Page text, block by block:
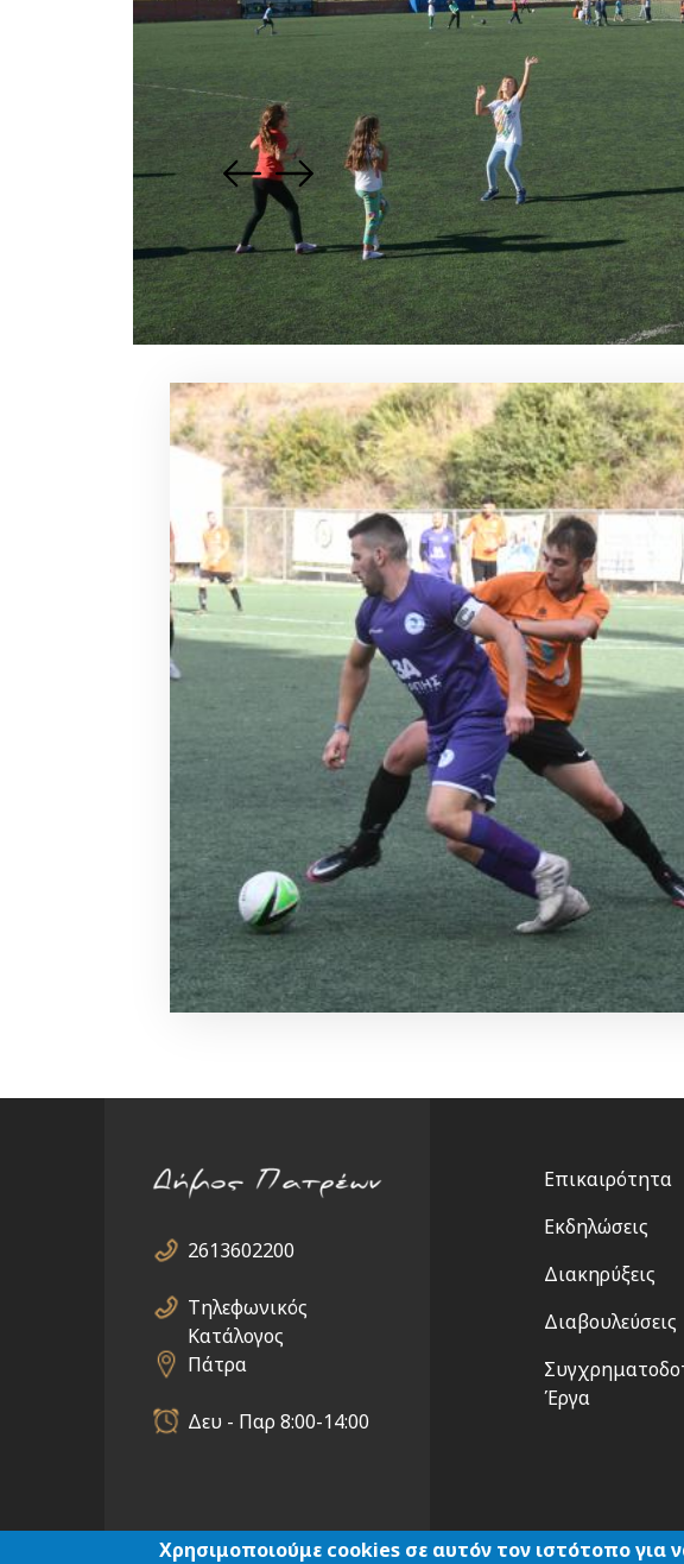
2613602200
Τηλεφωνικός
Κατάλογος
Πάτρα
Δευ - Παρ 8:00-14:00
Footer
Επικαιρότητα
Εκδηλώσεις
Διακηρύξεις
Διαβουλεύσεις
Έργα
Χρησιμοποιούμε cookies σε αυτόν τον ιστότοπο για